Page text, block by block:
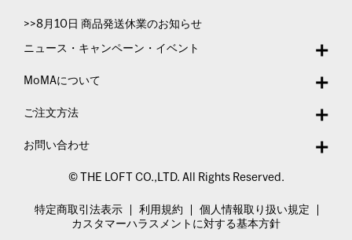
>>8月10日 商品発送休業のお知らせ
ニュース・キャンペーン・イベント
MoMAについて
ご注文方法
お問い合わせ
© THE LOFT CO.,LTD. All Rights Reserved.
特定商取引法表示 利用規約
個人情報取り扱い規定
カスタマーハラスメントに対する基本方針